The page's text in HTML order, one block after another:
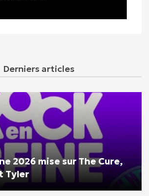
Derniers articles
2026 mise sur The Cure,
Tyler